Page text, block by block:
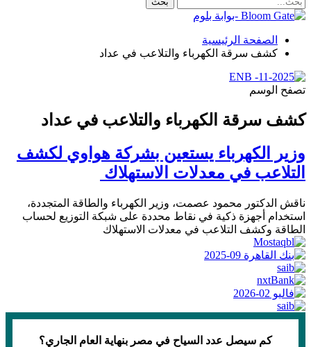
الصفحة الرئيسية
كشف سرقة الكهرباء والتلاعب في عداد
تصفح الوسم
كشف سرقة الكهرباء والتلاعب في عداد
وزير الكهرباء يستعين بشركة هواوي لكشف
التلاعب في معدلات الاستهلاك
ناقش الدكتور محمود عصمت، وزير الكهرباء والطاقة المتجددة،
استخدام أجهزة ذكية في نقاط محددة على شبكة التوزيع لحساب
الطاقة وكشف التلاعب في معدلات الاستهلاك
كم سيصل عدد السياح في مصر بنهاية العام الجاري؟